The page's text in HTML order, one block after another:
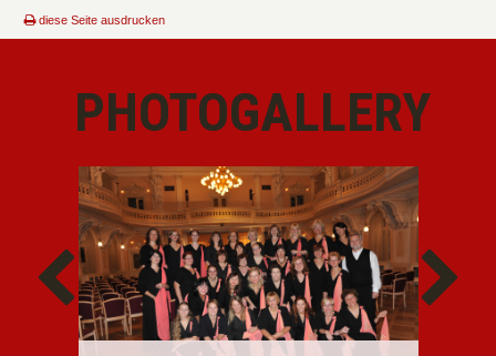
diese Seite ausdrucken
PHOTOGALLERY